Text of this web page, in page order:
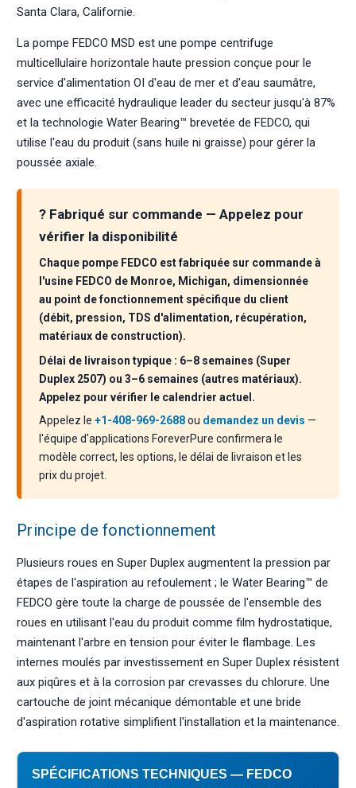
Santa Clara, Californie.
La pompe FEDCO MSD est une pompe centrifuge
multicellulaire horizontale haute pression conçue pour le
service d'alimentation OI d'eau de mer et d'eau saumâtre,
avec une efficacité hydraulique leader du secteur jusqu'à 87%
et la technologie Water Bearing™ brevetée de FEDCO, qui
utilise l'eau du produit (sans huile ni graisse) pour gérer la
poussée axiale.
? Fabriqué sur commande — Appelez pour
vérifier la disponibilité
Chaque pompe FEDCO est fabriquée sur commande à
l'usine FEDCO de Monroe, Michigan, dimensionnée
au point de fonctionnement spécifique du client
(débit, pression, TDS d'alimentation, récupération,
matériaux de construction).
Délai de livraison typique : 6–8 semaines (Super
Duplex 2507) ou 3–6 semaines (autres matériaux).
Appelez pour vérifier le calendrier actuel.
Appelez le +1-408-969-2688ou demandez un devis —
l'équipe d'applications ForeverPure confirmera le
modèle correct, les options, le délai de livraison et les
prix du projet.
Principe de fonctionnement
Plusieurs roues en Super Duplex augmentent la pression par
étapes de l'aspiration au refoulement ; le Water Bearing™ de
FEDCO gère toute la charge de poussée de l'ensemble des
roues en utilisant l'eau du produit comme film hydrostatique,
maintenant l'arbre en tension pour éviter le flambage. Les
internes moulés par investissement en Super Duplex résistent
aux piqûres et à la corrosion par crevasses du chlorure. Une
cartouche de joint mécanique démontable et une bride
d'aspiration rotative simplifient l'installation et la maintenance.
SPÉCIFICATIONS TECHNIQUES — FEDCO